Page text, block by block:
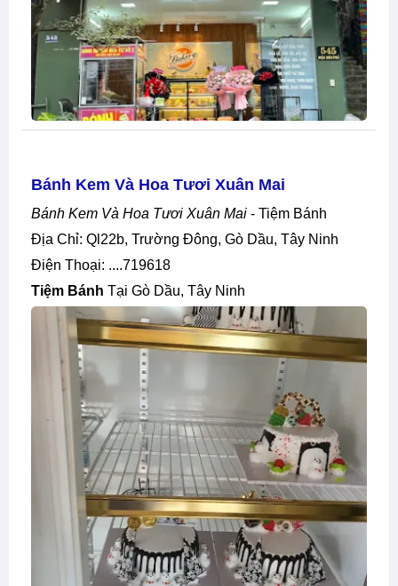
Bánh Kem Và Hoa Tươi Xuân Mai
Bánh Kem Và Hoa Tươi Xuân Mai - Tiệm Bánh
Địa Chỉ: Ql22b, Trường Đông, Gò Dầu, Tây Ninh
Điện Thoại: ....719618
Tiệm Bánh Tại Gò Dầu, Tây Ninh